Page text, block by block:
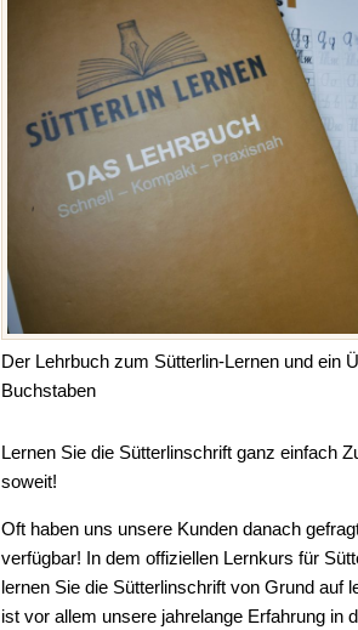
Der Lehrbuch zum Sütterlin-Lernen und ein
Buchstaben
Lernen Sie die Sütterlinschrift ganz einfach
soweit!
Oft haben uns unsere Kunden danach
verfügbar! In dem offiziellen Lernkurs für
lernen Sie die Sütterlinschrift von Grund auf
ist vor allem unsere jahrelange Erfahrung in